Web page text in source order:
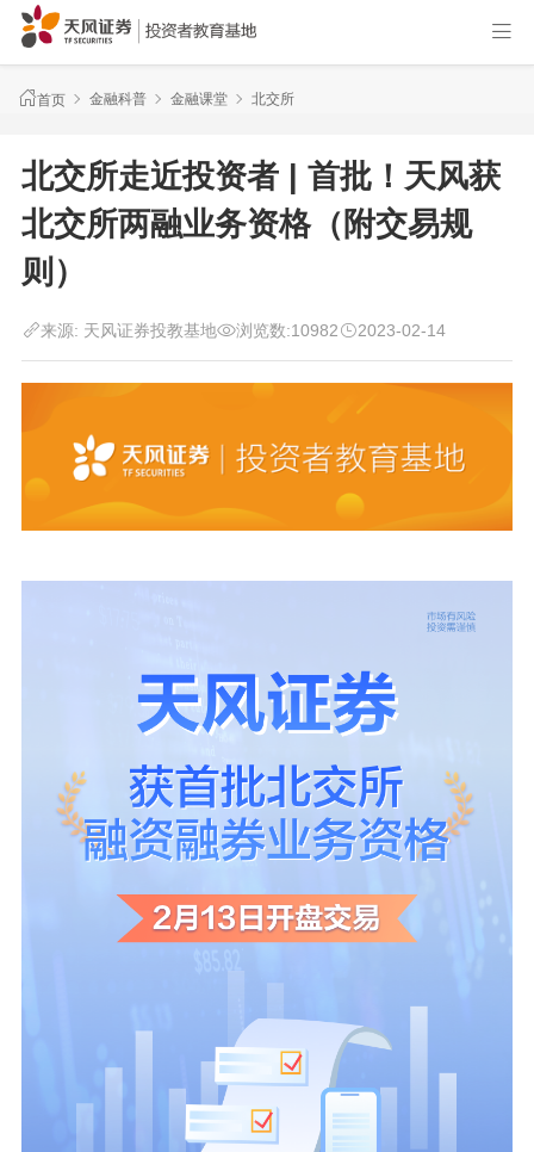
首页 金融科普 金融课堂 北交所
北交所走近投资者 | 首批！天风获
北交所两融业务资格（附交易规
则）
来源: 天风证券投教基地 浏览数:10982 2023-02-14